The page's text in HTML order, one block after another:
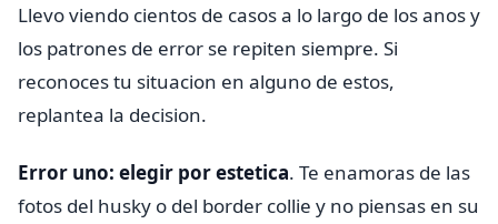
Llevo viendo cientos de casos a lo largo de los anos y
los patrones de error se repiten siempre. Si
reconoces tu situacion en alguno de estos,
replantea la decision.
Error uno: elegir por estetica. Te enamoras de las
fotos del husky o del border collie y no piensas en su